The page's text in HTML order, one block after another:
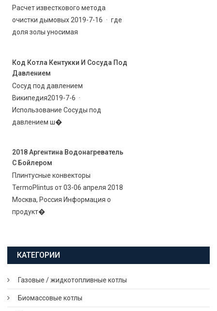
Расчет известкового метода
очистки дымовых 2019-7-16 · где
доля золы уносимая
Код Котла Кентукки И Сосуда Под
Давлением
Сосуд под давлением
Википедия2019-7-6 ·
Использование Сосуды под
давлением ш�
2018 Аргентина Водонагреватель
С Бойлером
Плинтусные конвекторы
TermoPlintus от 03-06 апреля 2018
Москва, Россия Информация о
продукт�
КАТЕГОРИИ
Газовые / жидкотопливные котлы
Биомассовые котлы